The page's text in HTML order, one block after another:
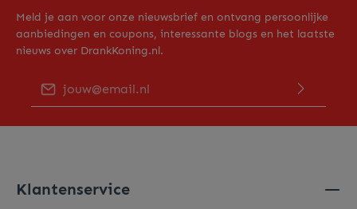
Meld je aan voor onze nieuwsbrief en ontvang persoonlijke
aanbiedingen en coupons, interessante blogs en het laatste
nieuws over DrankKoning.nl.
Klantenservice